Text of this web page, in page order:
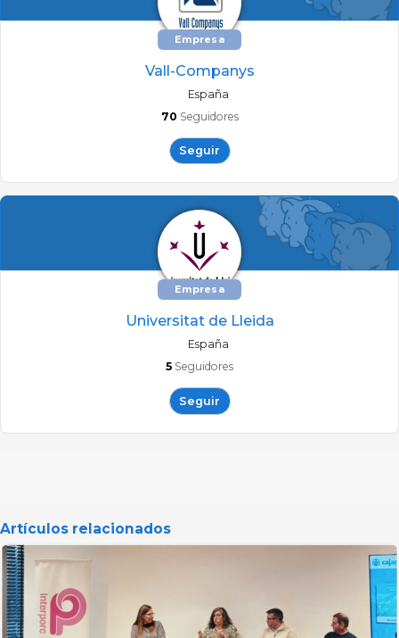
Empresa
Vall-Companys
España
70 Seguidores
Seguir
Empresa
Universitat de Lleida
España
5 Seguidores
Seguir
Artículos relacionados